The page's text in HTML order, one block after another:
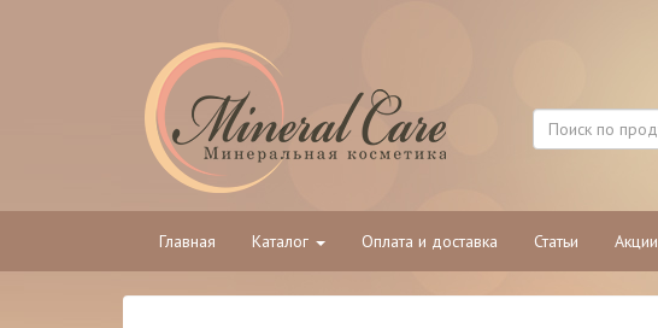
Главная Каталог Оплата и доставка Статьи Акции